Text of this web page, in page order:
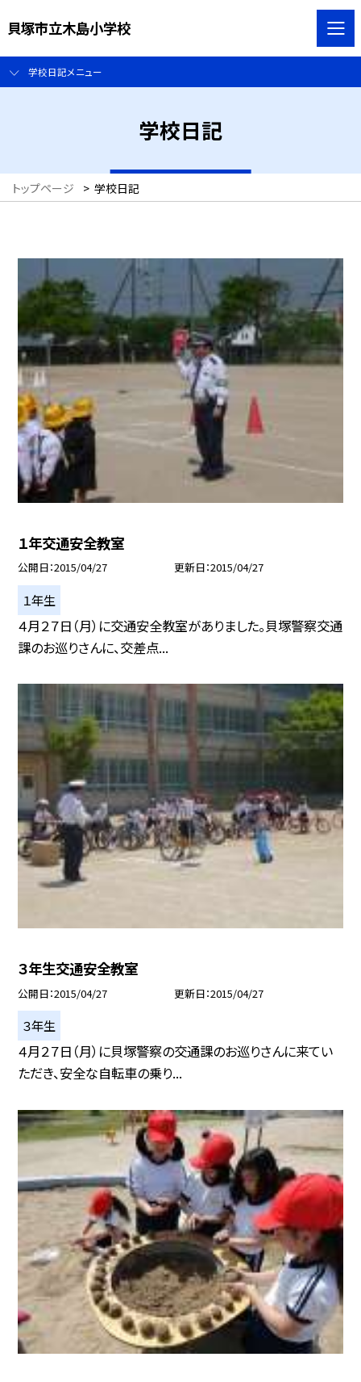
貝塚市立木島小学校
学校日記メニュー
学校日記
トップページ > 学校日記
１年交通安全教室
公開日 2015/04/27 更新日 2015/04/27
１年生
４月２７日（月）に交通安全教室がありました。貝塚警察交通
課のお巡りさんに、交差点...
３年生交通安全教室
公開日 2015/04/27 更新日 2015/04/27
３年生
４月２７日（月）に貝塚警察の交通課のお巡りさんに来てい
ただき、安全な自転車の乗り...